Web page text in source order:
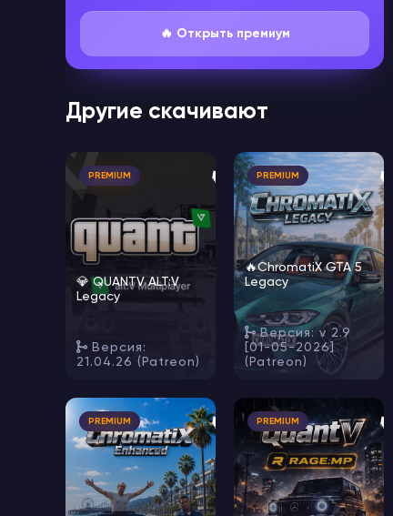
🔥 Открыть премиум
Другие скачивают
PREMIUM 🔥
💎 QUANTV ALT:V
Legacy
Версия:
21.04.26 (Patreon)
PREMIUM 🔥
🔥ChromatiX GTA 5
Legacy
Версия: v 2.9
[01-05-2026]
(Patreon)
PREMIUM 🔥 PREMIUM 🔥